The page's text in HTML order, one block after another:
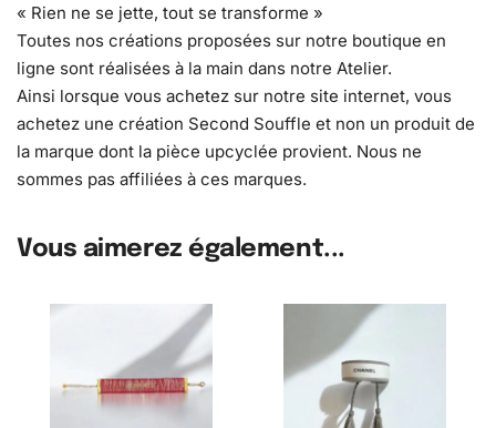
« Rien ne se jette, tout se transforme »
Toutes nos créations proposées sur notre boutique en
ligne sont réalisées à la main dans notre Atelier.
Ainsi lorsque vous achetez sur notre site internet, vous
achetez une création Second Souffle et non un produit de
la marque dont la pièce upcyclée provient. Nous ne
sommes pas affiliées à ces marques.
Vous aimerez également...